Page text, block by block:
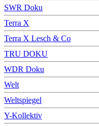
SWR Doku
Terra X
Terra X Lesch & Co
TRU DOKU
WDR Doku
Welt
Weltspiegel
Y-Kollektiv